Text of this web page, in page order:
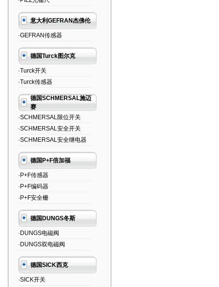
意大利GEFRAN杰佛伦
·GEFRAN传感器
德国Turck图尔克
·Turck开关
·Turck传感器
德国SCHMERSAL施迈
赛
·SCHMERSAL限位开关
·SCHMERSAL安全开关
·SCHMERSAL安全继电器
德国P+F倍加福
·P+F传感器
·P+F编码器
·P+F安全栅
德国DUNGS冬斯
·DUNGS电磁阀
·DUNGS双电磁阀
德国SICK西克
·SICK开关